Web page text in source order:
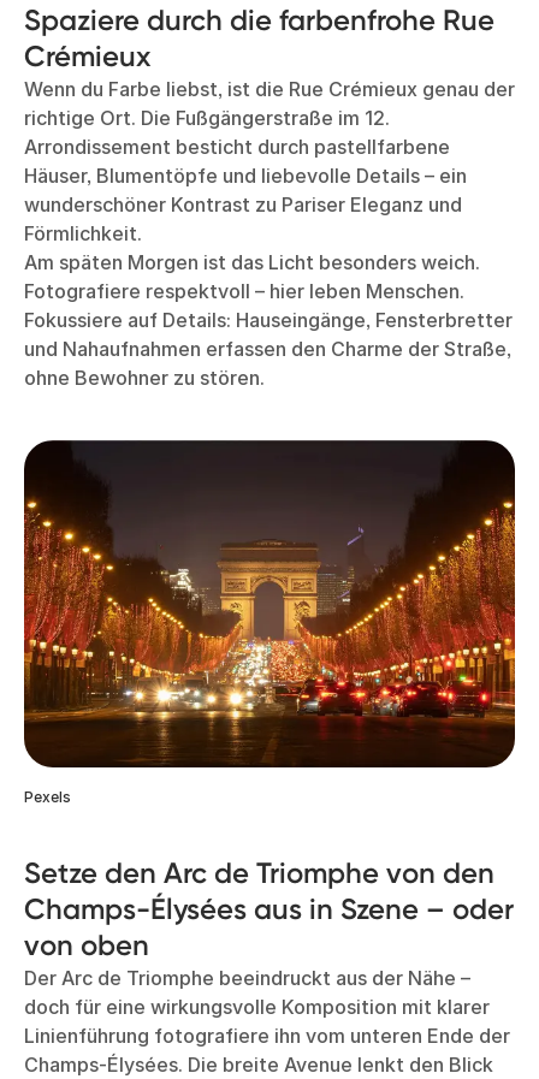
Spaziere durch die farbenfrohe Rue
Crémieux
Wenn du Farbe liebst, ist die Rue Crémieux genau der
richtige Ort. Die Fußgängerstraße im 12.
Arrondissement besticht durch pastellfarbene
Häuser, Blumentöpfe und liebevolle Details – ein
wunderschöner Kontrast zu Pariser Eleganz und
Förmlichkeit.
Am späten Morgen ist das Licht besonders weich.
Fotografiere respektvoll – hier leben Menschen.
Fokussiere auf Details: Hauseingänge, Fensterbretter
und Nahaufnahmen erfassen den Charme der Straße,
ohne Bewohner zu stören.
Pexels
Setze den Arc de Triomphe von den
Champs-Élysées aus in Szene – oder
von oben
Der Arc de Triomphe beeindruckt aus der Nähe –
doch für eine wirkungsvolle Komposition mit klarer
Linienführung fotografiere ihn vom unteren Ende der
Champs-Élysées. Die breite Avenue lenkt den Blick